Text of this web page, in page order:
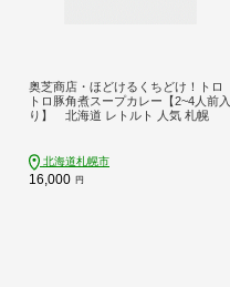
奥芝商店・ほどけるくちどけ！トロ
トロ豚角煮スープカレー【2~4人前入
り】 北海道 レトルト 人気 札幌
北海道札幌市
16,000 円